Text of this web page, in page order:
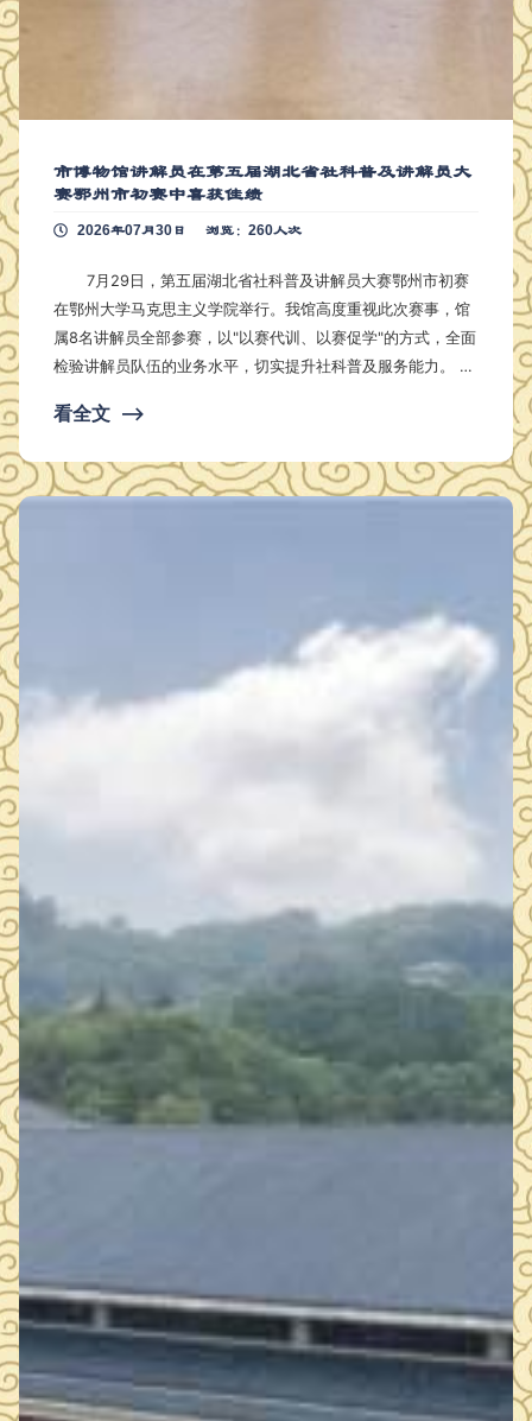
市博物馆讲解员在第五届湖北省社科普及讲解员大
赛鄂州市初赛中喜获佳绩
2026年07月30日 浏览：260人次
7月29日，第五届湖北省社科普及讲解员大赛鄂州市初赛
在鄂州大学马克思主义学院举行。我馆高度重视此次赛事，馆
属8名讲解员全部参赛，以"以赛代训、以赛促学"的方式，全面
检验讲解员队伍的业务水平，切实提升社科普及服务能力。 我
龙军部旧址红色文化、鄂州长江文化建设等主题，将深厚的历
队伍的良好精神风貌和专业素养。赛前，我馆围绕大赛要求，
看全文 ⟶